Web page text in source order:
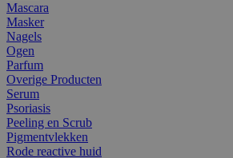
Mascara
Masker
Nagels
Ogen
Parfum
Overige Producten
Serum
Psoriasis
Peeling en Scrub
Pigmentvlekken
Rode reactive huid